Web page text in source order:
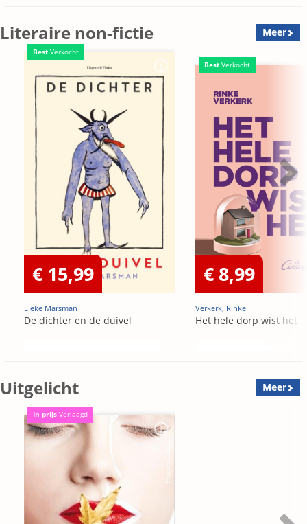
Literaire non-fictie Meer
Best Verkocht
€ 15,99
Lieke Marsman
De dichter en de duivel
Best Verkocht
€ 8,99
Verkerk, Rinke
Het hele dorp wist het
Uitgelicht Meer
In prijs Verlaagd